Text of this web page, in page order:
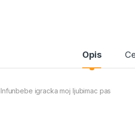
Opis
Infunbebe igracka moj ljubimac pas